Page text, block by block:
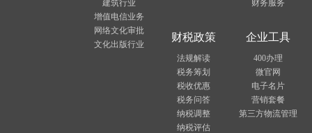
建筑行业
增值电信业务
网络文化审批
文化出版行业
财务服务
财税政策
法规解读
税务筹划
税收优惠
税务问答
纳税调整
纳税评估
企业工具
400办理
微官网
电子名片
营销套餐
第三方物流管理